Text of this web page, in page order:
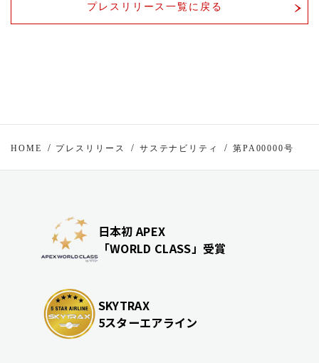
プレスリリース一覧に戻る
HOME プレスリリース サステナビリティ 第PA00000号
日本初 APEX
「WORLD CLASS」受賞
SKYTRAX
5スターエアライン